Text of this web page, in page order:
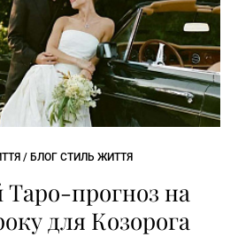
/ БЛОГ СТИЛЬ ЖИТТЯ
прогноз на
для Козорога